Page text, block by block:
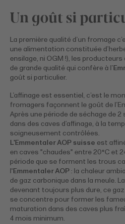
Un goût si
La première qualité d’un fromage
une alimentation constituée
ensilage, ni OGM !), les
de grande qualité qui confère à l’
goût si particulier.
L’affinage est essentiel, c’est le
fromagers façonnent le goût de
Après une période de séchage de
dans des caves d’affinage, à la
soigneusement contrôlées.
L'Emmentaler AOP suisse est
en caves "chaudes" entre 20°C et
période que se forment les trous
l'Emmentaler AOP : la chaleur
de gaz carbonique dans la meule.
devenant toujours plus dure, ce
se concentre pour former les
maturation dans des caves plus
4 mois minimum.